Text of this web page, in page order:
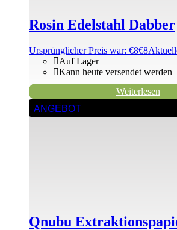
Rosin Edelstahl Dabber
Ursprünglicher Preis war: €8€8
Auf Lager
Kann heute versendet werden
Weiterlesen
ANGEBOT
Qnubu